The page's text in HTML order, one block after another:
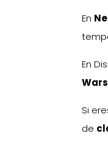
En
En
Si
de